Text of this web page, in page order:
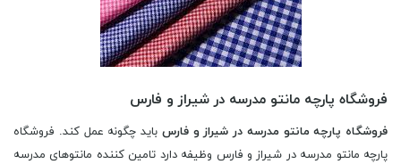
فروشگاه پارچه مانتو مدرسه در شیراز و فارس
فروشگاه پارچه مانتو مدرسه در شیراز و فارس باید چگونه عمل کند. فروشگاه
پارچه مانتو مدرسه در شیراز و فارس وظیفه دارد تامین کننده مانتوهای مدرسه